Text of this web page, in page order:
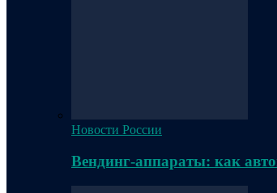
Новости России
Вендинг-аппараты: как